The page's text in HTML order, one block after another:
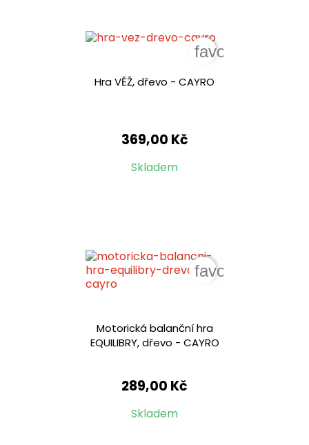
Hra VĚŽ, dřevo - CAYRO
369,00 Kč
Skladem
favorite_border
Motorická balanční hra
EQUILIBRY, dřevo - CAYRO
289,00 Kč
Skladem
favorite_border